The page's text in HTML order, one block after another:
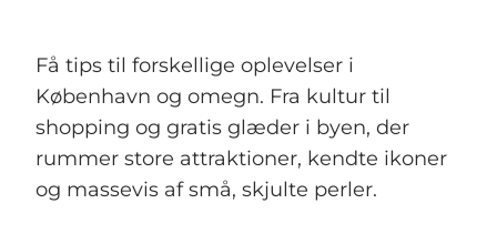
Få tips til forskellige oplevelser i
København og omegn. Fra kultur til
shopping og gratis glæder i byen, der
rummer store attraktioner, kendte ikoner
og massevis af små, skjulte perler.